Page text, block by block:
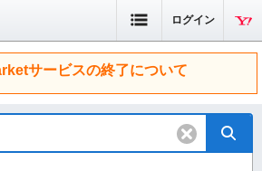
ログイン
サービスの終了について